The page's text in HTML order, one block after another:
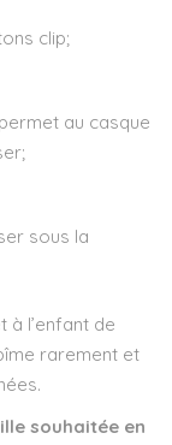
clip;
au casque
sous la
à l’enfant de
rarement et
souhaitée en